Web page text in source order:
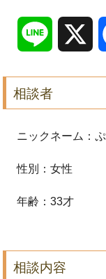
Line
相談者
ニックネーム：
性別：女性
年齢：33才
相談内容